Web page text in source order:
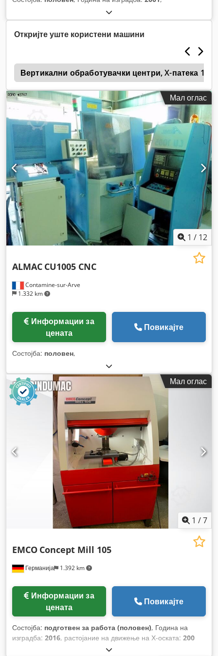
Откријте уште користени машини
Вертикални обработувачки центри, X-патека
Мал оглас
1 / 12
Contamine-sur-Arve
1.332 km
ALMAC CU1005 CNC
цената
Повикајте
Состојба: половен,
Мал оглас
1 /7
Германија 1.392 km
EMCO Concept Mill 105
цената
Повикајте
Состојба: подготвен за работа (половен), Година на
изградба: 2016, растојание на движење на Х-оската: 200
150 мм